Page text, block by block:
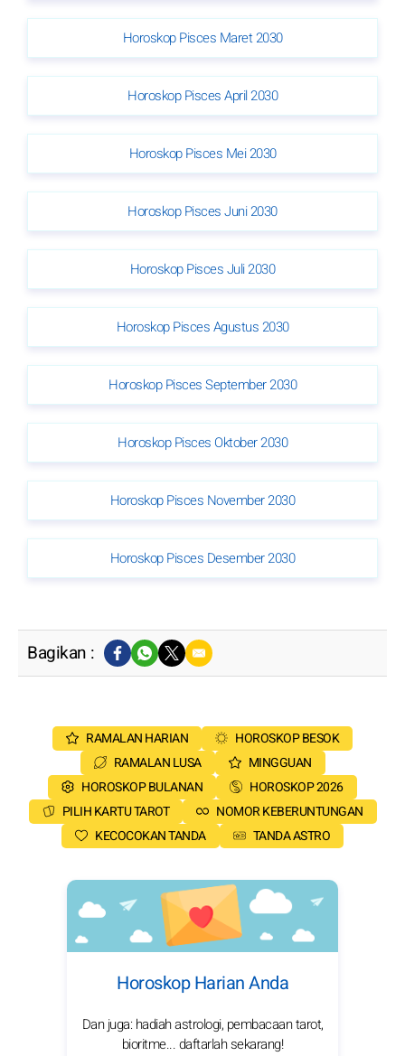
Horoskop Pisces Maret 2030
Horoskop Pisces April 2030
Horoskop Pisces Mei 2030
Horoskop Pisces Juni 2030
Horoskop Pisces Juli 2030
Horoskop Pisces Agustus 2030
Horoskop Pisces September 2030
Horoskop Pisces Oktober 2030
Horoskop Pisces November 2030
Horoskop Pisces Desember 2030
Bagikan :
RAMALAN HARIAN
HOROSKOP BESOK
RAMALAN LUSA
MINGGUAN
HOROSKOP BULANAN
HOROSKOP 2026
PILIH KARTU TAROT
NOMOR KEBERUNTUNGAN
KECOCOKAN TANDA
TANDA ASTRO
Horoskop Harian Anda
Dan juga: hadiah astrologi, pembacaan tarot,
bioritme... daftarlah sekarang!